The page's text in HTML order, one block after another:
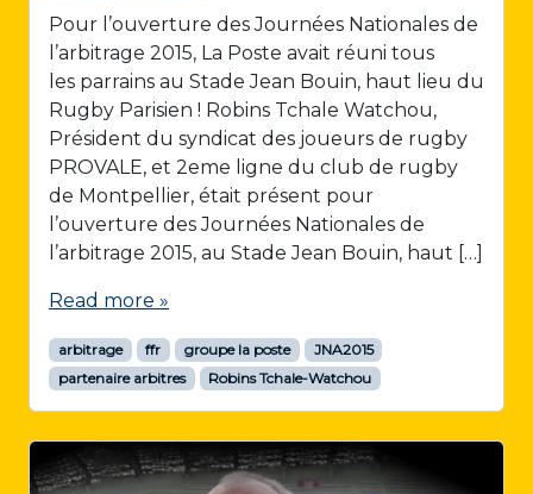
Pour l’ouverture des Journées Nationales de
l’arbitrage 2015, La Poste avait réuni tous
les parrains au Stade Jean Bouin, haut lieu du
Rugby Parisien ! Robins Tchale Watchou,
Président du syndicat des joueurs de rugby
PROVALE, et 2eme ligne du club de rugby
de Montpellier, était présent pour
l’ouverture des Journées Nationales de
l’arbitrage 2015, au Stade Jean Bouin, haut […]
Read more »
arbitrage ffr groupe la poste
JNA2015
partenaire arbitres
Robins Tchale-Watchou